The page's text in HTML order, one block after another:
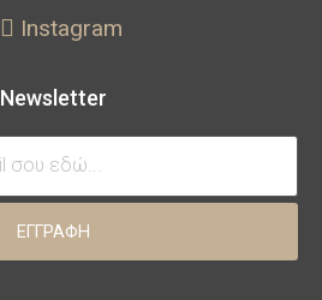
Instagram
Newsletter
ΕΓΓΡΑΦΗ